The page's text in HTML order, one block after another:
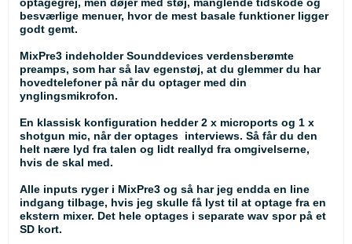
optagegrej, men døjer med støj, manglende tidskode og
besværlige menuer, hvor de mest basale funktioner ligger
godt gemt.
MixPre3 indeholder Sounddevices verdensberømte
preamps, som har så lav egenstøj, at du glemmer du har
hovedtelefoner på når du optager med din
ynglingsmikrofon.
En klassisk konfiguration hedder 2 x microports og 1 x
shotgun mic, når der optages interviews. Så får du den
helt nære lyd fra talen og lidt reallyd fra omgivelserne,
hvis de skal med.
Alle inputs ryger i MixPre3 og så har jeg endda en line
indgang tilbage, hvis jeg skulle få lyst til at optage fra en
ekstern mixer. Det hele optages i separate wav spor på et
SD kort.